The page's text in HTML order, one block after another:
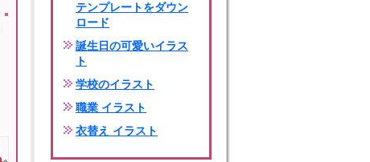
テンプレートをダウン
ロード
誕生日の可愛いイラス
ト
学校のイラスト
職業 イラスト
衣替え イラスト